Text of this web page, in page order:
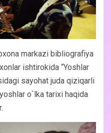
markazi bibliografiya
ishtirokida “Yoshlar
sayohat juda qiziqarli
o`lka tarixi haqida